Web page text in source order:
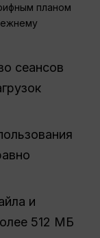
планом
сеансов
и
512 МБ